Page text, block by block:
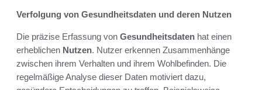
Verfolgung von Gesundheitsdaten und deren Nutzen
Die präzise Erfassung von Gesundheitsdaten hat einen
erheblichen Nutzen. Nutzer erkennen Zusammenhänge
zwischen ihrem Verhalten und ihrem Wohlbefinden. Die
regelmäßige Analyse dieser Daten motiviert dazu,